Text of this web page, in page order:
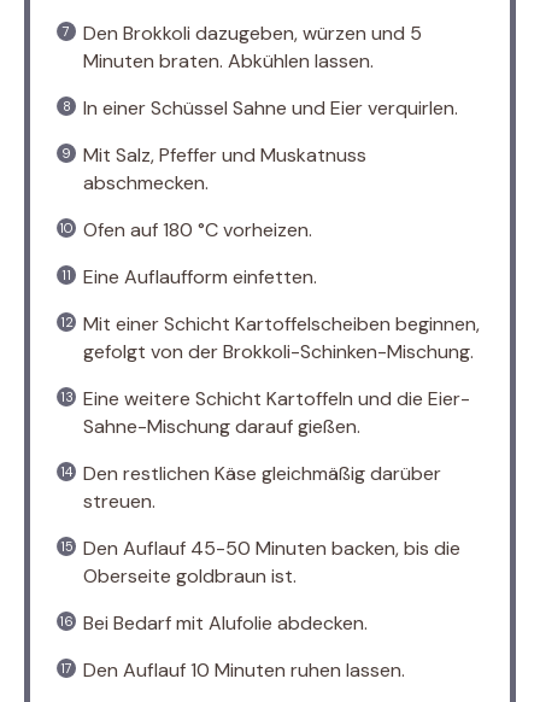
Den Brokkoli dazugeben, würzen und 5
Minuten braten. Abkühlen lassen.
In einer Schüssel Sahne und Eier verquirlen.
Mit Salz, Pfeffer und Muskatnuss
abschmecken.
Ofen auf 180 °C vorheizen.
Eine Auflaufform einfetten.
Mit einer Schicht Kartoffelscheiben beginnen,
gefolgt von der Brokkoli-Schinken-Mischung.
Eine weitere Schicht Kartoffeln und die Eier-
Sahne-Mischung darauf gießen.
Den restlichen Käse gleichmäßig darüber
streuen.
Den Auflauf 45-50 Minuten backen, bis die
Oberseite goldbraun ist.
Bei Bedarf mit Alufolie abdecken.
Den Auflauf 10 Minuten ruhen lassen.